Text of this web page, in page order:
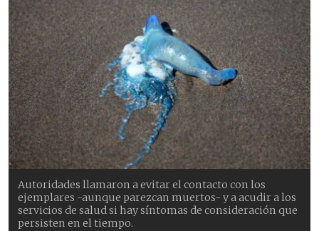
Autoridades llamaron a evitar el contacto con los
ejemplares -aunque parezcan muertos- y a acudir a los
servicios de salud si hay síntomas de consideración que
persisten en el tiempo.